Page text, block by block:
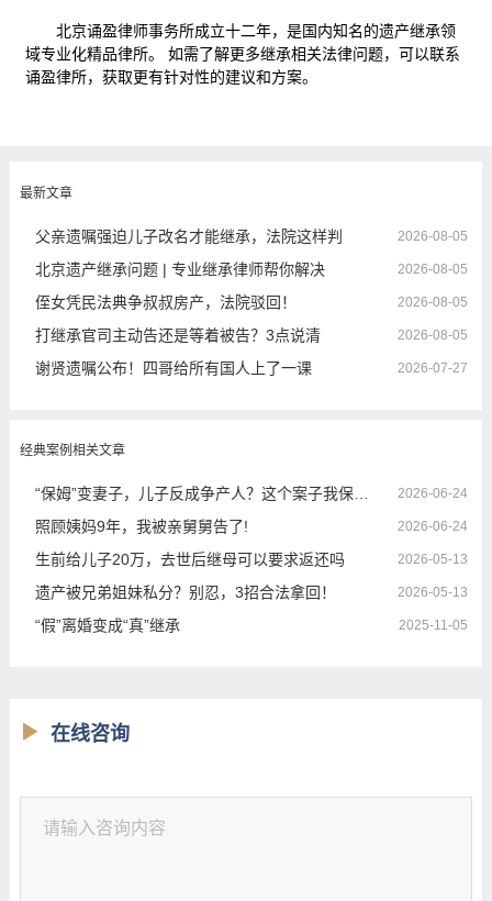
北京诵盈律师事务所成立十二年，是国内知名的遗产继承领
域专业化精品律所。 如需了解更多继承相关法律问题，可以联系
诵盈律所，获取更有针对性的建议和方案。
最新文章
2026-08-05
父亲遗嘱强迫儿子改名才能继承，法院这样判
2026-08-05
北京遗产继承问题 | 专业继承律师帮你解决
2026-08-05
侄女凭民法典争叔叔房产，法院驳回！
2026-08-05
打继承官司主动告还是等着被告？3点说清
2026-07-27
谢贤遗嘱公布！四哥给所有国人上了一课
经典案例相关文章
2026-06-24
“保姆”变妻子，儿子反成争产人？这个案子我保住了母亲的晚年
2026-06-24
照顾姨妈9年，我被亲舅舅告了!
2026-05-13
生前给儿子20万，去世后继母可以要求返还吗
2026-05-13
遗产被兄弟姐妹私分？别忍，3招合法拿回！
2025-11-05
“假”离婚变成“真”继承
在线咨询